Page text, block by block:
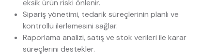
eksik ürün riski önlenir.
Sipariş yönetimi, tedarik süreçlerinin planlı ve
kontrollü ilerlemesini sağlar.
Raporlama analizi, satış ve stok verileri ile karar
süreçlerini destekler.